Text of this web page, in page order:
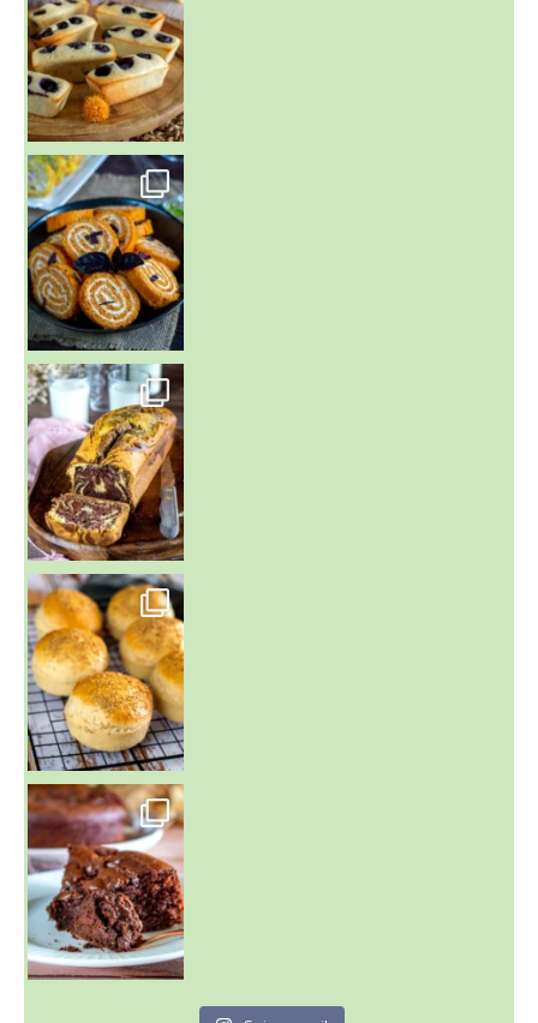
~ BUNS MAISON ~
Un peu de boulange par ici au
~ GÂTEAU FONDANT CHOCO NOISETTE ~
C'est lundi